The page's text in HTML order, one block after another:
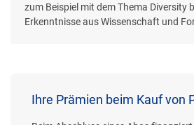
zum Beispiel mit dem Thema Diversity
Erkenntnisse aus Wissenschaft und
Ihre Prämien beim Kauf von